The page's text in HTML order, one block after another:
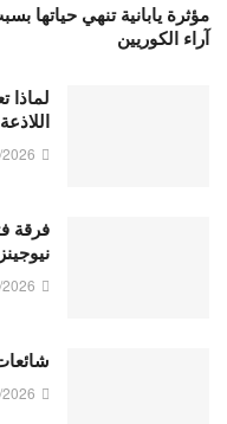
مؤثرة يابانية تنهي حياتها
آراء الكوريين
لماذا